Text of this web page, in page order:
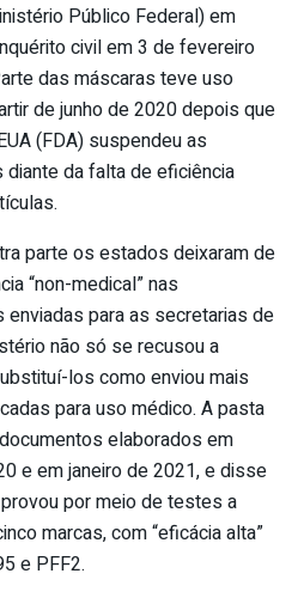
Público Federal) em
civil em 3 de fevereiro
das máscaras teve uso
de junho de 2020 depois que
(FDA) suspendeu as
da falta de eficiência
parte os estados deixaram de
“non-medical” nas
para as secretarias de
não só se recusou a
los como enviou mais
para uso médico. A pasta
elaborados em
e em janeiro de 2021, e disse
por meio de testes a
marcas, com “eficácia alta”
e PFF2.